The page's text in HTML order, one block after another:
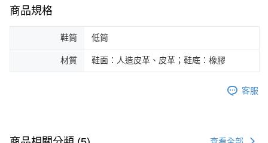
商品規格
鞋筒 低筒
材質 鞋面：人造皮革、皮革；鞋底：橡膠
客服